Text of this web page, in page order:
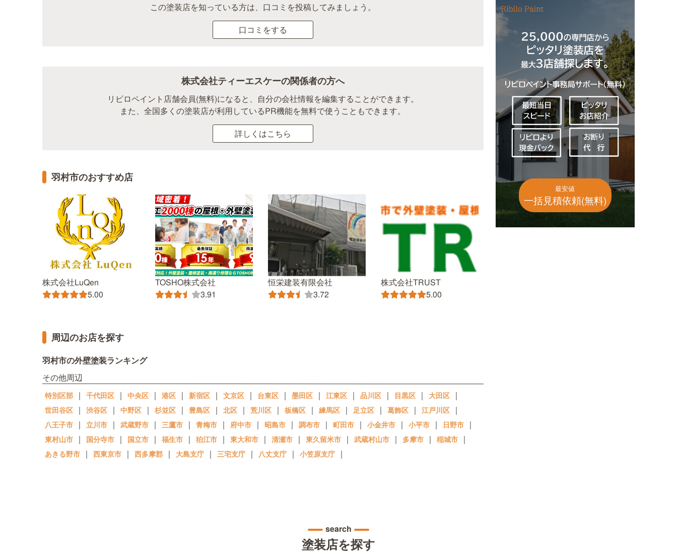
この塗装店を知っている方は、口コミを投稿してみましょう。
口コミをする
株式会社ティーエスケーの関係者の方へ
リビロペイント店舗会員(無料)になると、自分の会社情報を編集することができます。
また、全国多くの塗装店が利用しているPR機能を無料で使うこともできます。
詳しくはこちら
羽村市のおすすめ店
株式会社LuQen
5.00
TOSHO株式会社
3.91
恒栄建装有限会社
3.72
株式会社TRUST
5.00
周辺のお店を探す
羽村市の外壁塗装ランキング
その他周辺
特別区部 ｜ 千代田区 ｜ 中央区 ｜ 港区 ｜ 新宿区 ｜ 文京区 ｜ 台東区 ｜ 墨田区 ｜ 江東区 ｜ 品川区 ｜ 目黒区 ｜ 大田区 ｜
世田谷区 ｜ 渋谷区 ｜ 中野区 ｜ 杉並区 ｜ 豊島区 ｜ 北区 ｜ 荒川区 ｜ 板橋区 ｜ 練馬区 ｜ 足立区 ｜ 葛飾区 ｜ 江戸川区 ｜
八王子市 ｜ 立川市 ｜ 武蔵野市 ｜ 三鷹市 ｜ 青梅市 ｜ 府中市 ｜ 昭島市 ｜ 調布市 ｜ 町田市 ｜ 小金井市 ｜ 小平市 ｜ 日野市 ｜
東村山市 ｜ 国分寺市 ｜ 国立市 ｜ 福生市 ｜ 狛江市 ｜ 東大和市 ｜ 清瀬市 ｜ 東久留米市 ｜ 武蔵村山市 ｜ 多摩市 ｜ 稲城市 ｜
あきる野市 ｜ 西東京市 ｜ 西多摩郡 ｜ 大島支庁 ｜ 三宅支庁 ｜ 八丈支庁 ｜ 小笠原支庁 ｜
最安値
一括見積依頼(無料)
search
塗装店を探す